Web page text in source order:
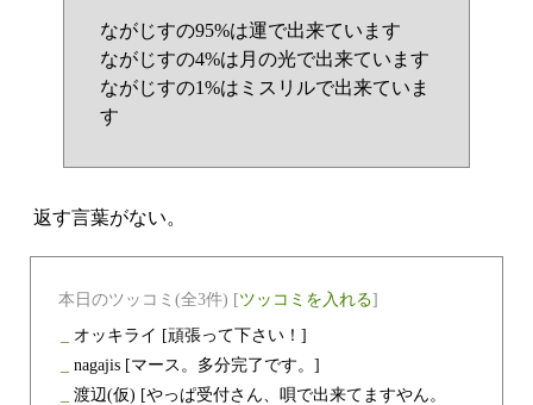
ながじすの95%は運で出来ています
ながじすの4%は月の光で出来ています
ながじすの1%はミスリルで出来ていま
す
返す言葉がない。
本日のツッコミ(全3件) [ツッコミを入れる]
オッキライ [頑張って下さい！]
nagajis [マース。多分完了です。]
渡辺(仮) [やっぱ受付さん、唄で出来てますやん。